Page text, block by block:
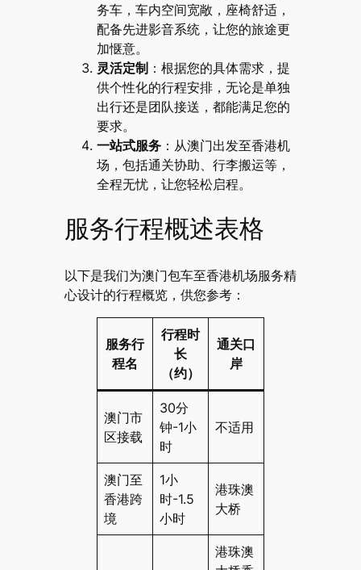
务车，车内空间宽敞，座椅舒适，
配备先进影音系统，让您的旅途更
加惬意。
灵活定制 ：根据您的具体需求，提
供个性化的行程安排，无论是单独
出行还是团队接送，都能满足您的
要求。
一站式服务：从澳门出发至香港机
场，包括通关协助、行李搬运等，
全程无忧，让您轻松启程。
服务行程概述表格
以下是我们为澳门包车至香港机场服务精
心设计的行程概览，供您参考：
服务行
程名
行程时
长
（约）
通关口
岸
澳门市
区接载
30分
钟-1小
时
不适用
澳门至
香港跨
境
1小
时-1.5
小时
港珠澳
大桥
港珠澳